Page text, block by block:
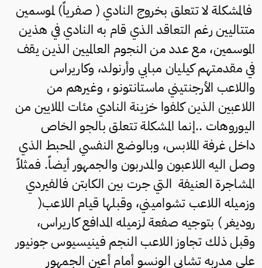
فالمشكلة لا تتعلق بخروج النادي ( صفرياً) لموسمين
متتاليين رغم التعاقد الذي قام به النادي في هذين
الموسمين، مع عدد من النجوم العالميين الذين يقف
في مقدمتهم كيليان مبابي وأرنولد، وكاريراس
واللاعب الأرجنتيني ماستانتونو ، وغيرهم من
اللاعبين الذين كلفوا خزينة النادي مئات الملايين من
اليوروهات ..إنما المشكلة تتعلق بالجو الخاص
داخل غرفة الملابس، وبالوضع النفسي المحبط الذي
وصل اليه اللاعبون والمدربون والجمهور أيضاً. فمثلاً
المشاجرة العنيفة التي جرت بين الكابتن فالفيردي
وزميله اللاعب تشواميني، وقبلها قيام اللاعب(
روديغر ) بتوجيه صفعة لزميله المدافع كاريراس،
وقبل ذلك تجاوز اللاعب النجم فينيسيوس جونيور
على مدربه تشابي الونسو أمام أعين الجمهور